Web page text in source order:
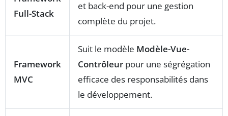
Full-Stack
et back-end pour une gestion
complète du projet.
Framework
MVC
Suit le modèle Modèle-Vue-
Contrôleur pour une ségrégation
efficace des responsabilités dans
le développement.